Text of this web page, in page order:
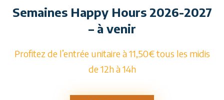
Semaines Happy Hours 2026-2027
– à venir
Profitez de l’entrée unitaire à 11,50€ tous les midis
de 12h à 14h